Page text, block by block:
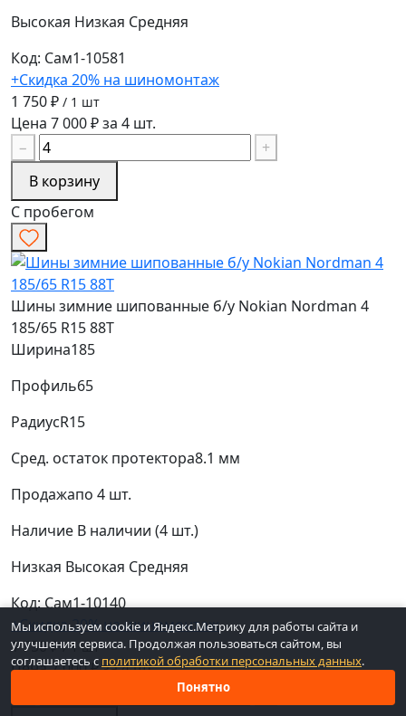
Высокая Низкая Средняя
Код: Сам1-10581
+Скидка 20% на шиномонтаж
1 750 ₽ / 1 шт
Цена 7 000 ₽ за 4 шт.
−
+
В корзину
С пробегом
Шины зимние шипованные б/у Nokian Nordman 4
185/65 R15 88T
Ширина185
Профиль65
РадиусR15
Сред. остаток протектора8.1 мм
Продажапо 4 шт.
Наличие В наличии (4 шт.)
Низкая Высокая Средняя
Код: Сам1-10140
+Скидка 20% на шиномонтаж
1 750 ₽/ 1 шт
Цена 7 000 ₽ за 4 шт.
Мы используем cookie и Яндекс.Метрику для работы сайта и
улучшения сервиса. Продолжая пользоваться сайтом, вы
соглашаетесь с политикой обработки персональных данных.
Понятно